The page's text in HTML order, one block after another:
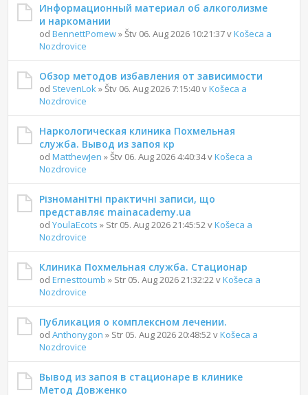
Информационный материал об алкоголизме
и наркомании
odBennettPomew» Štv 06. Aug 2026 10:21:37 vKošeca a
Nozdrovice
Обзор методов избавления от зависимости
od StevenLok » Štv 06. Aug 2026 7:15:40 vKošeca a
Nozdrovice
Наркологическая клиника Похмельная
служба. Вывод из запоя кр
odMatthewJen » Štv 06. Aug 2026 4:40:34 vKošeca a
Nozdrovice
Різноманітні практичні записи, що
представляє mainacademy.ua
odYoulaEcots » Str 05. Aug 2026 21:45:52 vKošeca a
Nozdrovice
Клиника Похмельная служба. Стационар
odErnesttoumb » Str 05. Aug 2026 21:32:22 vKošeca a
Nozdrovice
Публикация о комплексном лечении.
odAnthonygon » Str 05. Aug 2026 20:48:52 vKošeca a
Nozdrovice
Вывод из запоя в стационаре в клинике
Метод Довженко